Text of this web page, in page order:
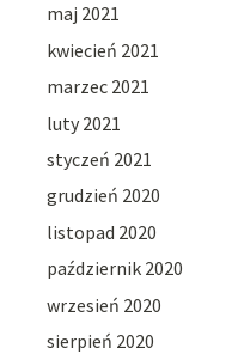
maj 2021
kwiecień 2021
marzec 2021
luty 2021
styczeń 2021
grudzień 2020
listopad 2020
październik 2020
wrzesień 2020
sierpień 2020